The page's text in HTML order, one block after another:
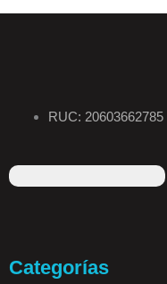
RUC: 20603662785
a n
Categorías